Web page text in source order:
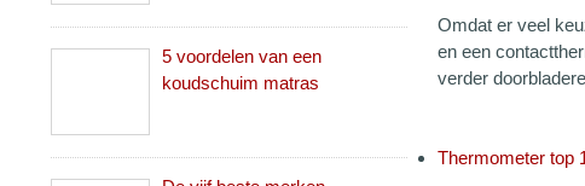
Omdat er veel
en een
verder
Thermometer top
5 voordelen van een
koudschuim matras